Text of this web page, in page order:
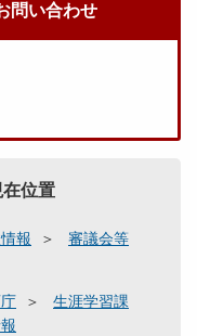
問い合わせ
在位置
報
審議会等
生涯学習課